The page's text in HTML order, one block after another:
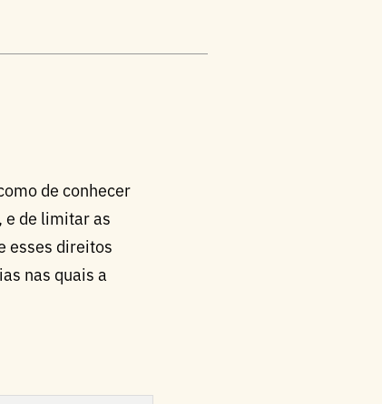
de conhecer
e de limitar as
esses direitos
nas quais a